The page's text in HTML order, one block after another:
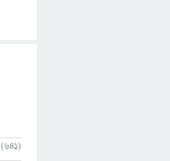
(641)